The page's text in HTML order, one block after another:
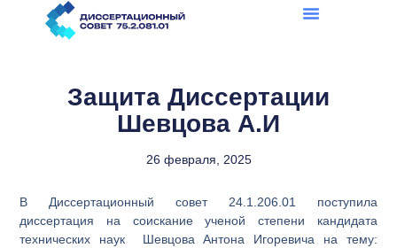
Перейти
Защита Диссертации
Шевцова А.И
26 февраля, 2025
В Диссертационный совет 24.1.206.01 поступила
диссертация на соискание ученой степени кандидата
технических наук Шевцова Антона Игоревича на тему: